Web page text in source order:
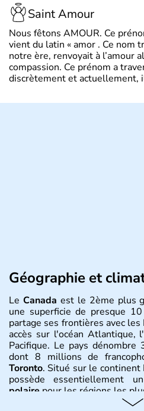
Saint Amour
Nous fêtons AMOUR. Ce
vient du latin « amor . Ce nom
notre ère, renvoyait à l’amour
compassion. Ce prénom a
discrètement et actuellement,
Géographie et
Le Canada est le 2ème plus
une superficie de presque
partage ses frontières avec
accès sur l'océan Atlantique,
Pacifique. Le pays
dont 8 millions de
Toronto. Situé sur le continent
possède essentiellement
polaire pour les régions les